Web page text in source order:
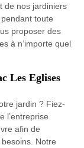
de nos jardiniers
toute
proposer des
à n’importe quel
Les Eglises
jardin ? Fiez-
l’entreprise
afin de
Notre